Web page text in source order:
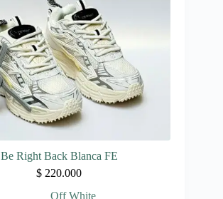
la
página
de
producto
Be Right Back Blanca FE
$ 220.000
Off White